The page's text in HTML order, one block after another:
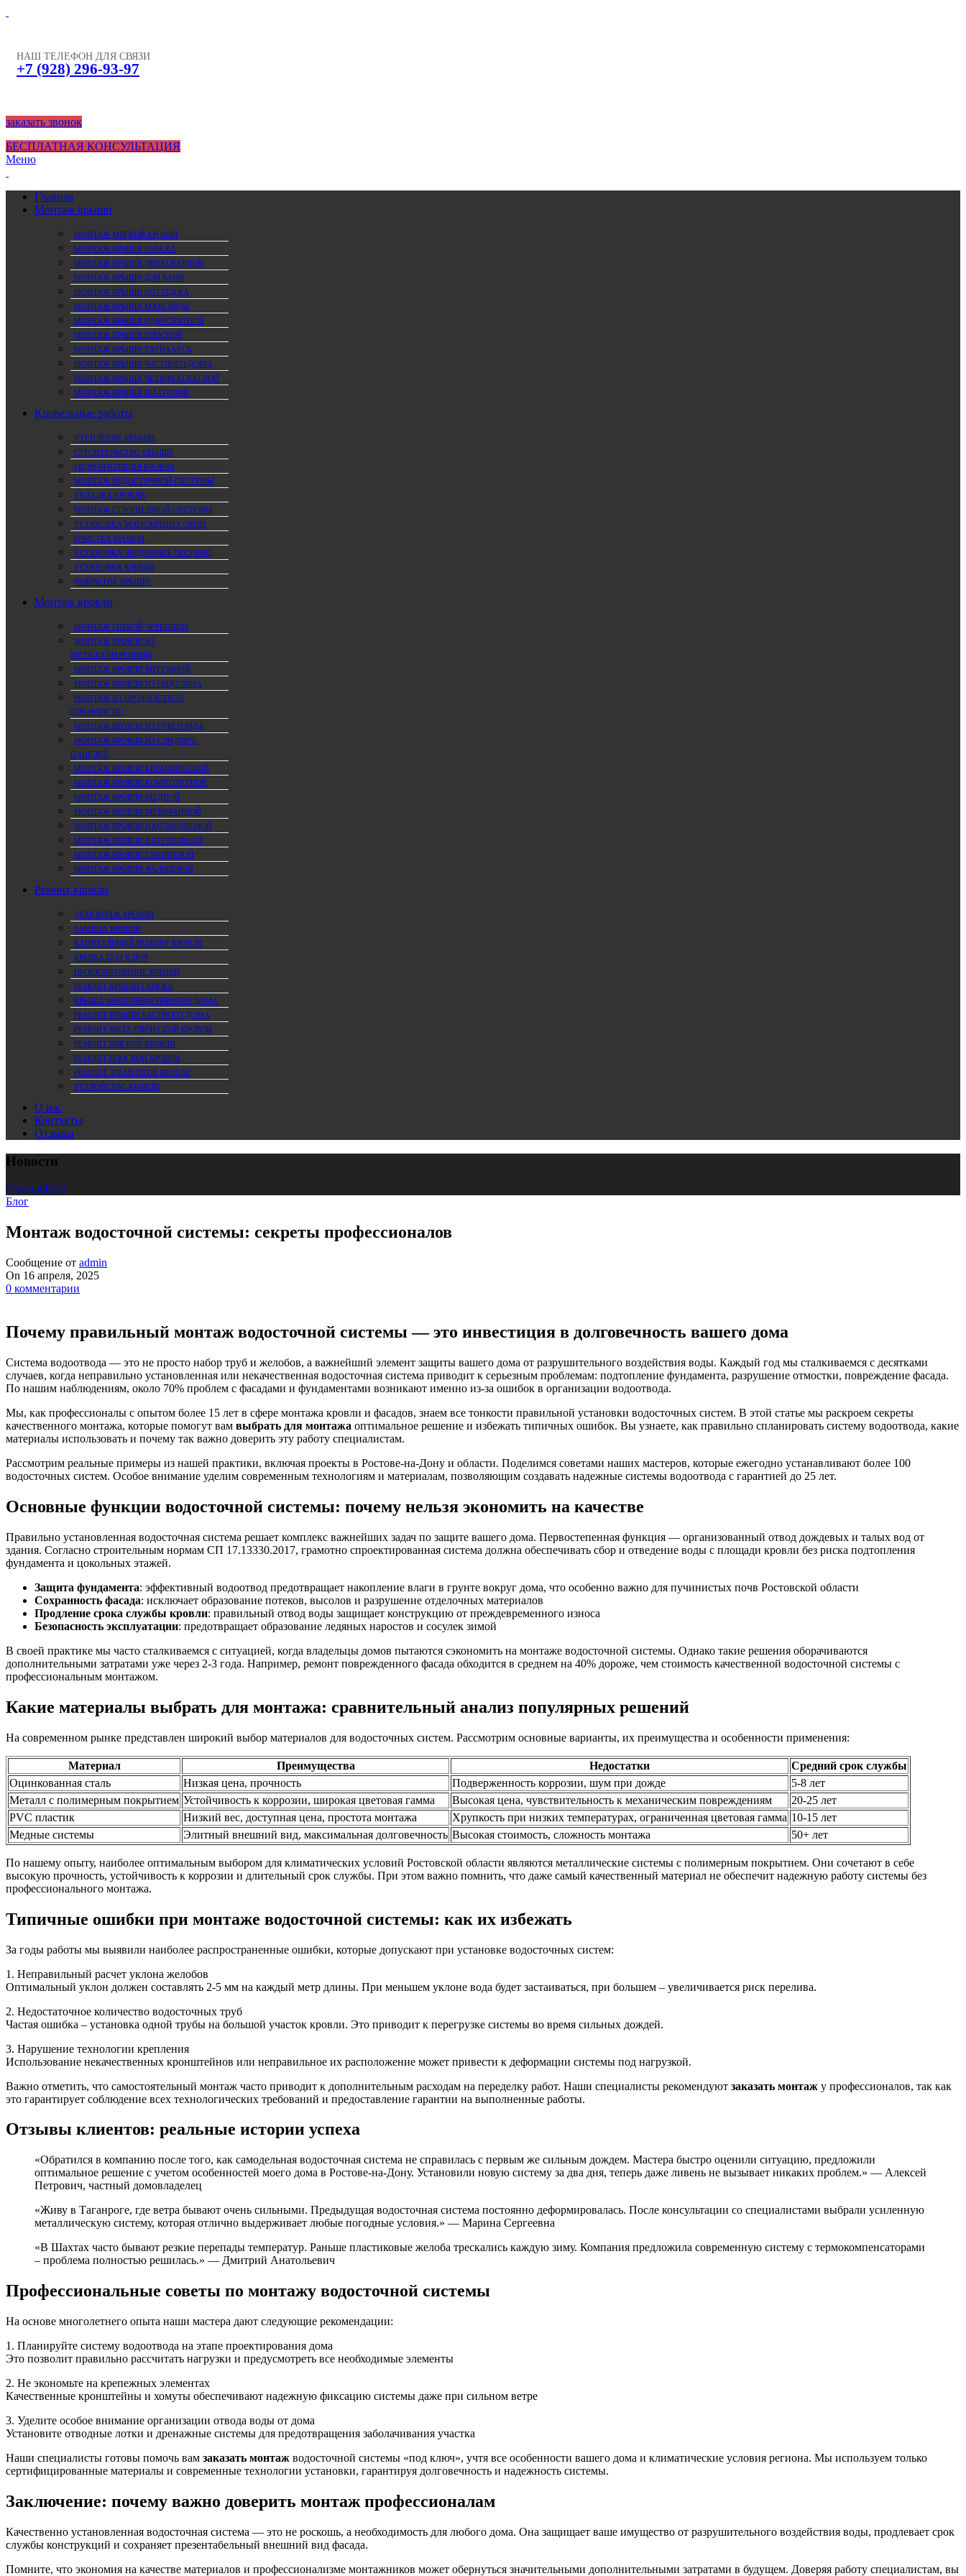
НАШ ТЕЛЕФОН ДЛЯ СВЯЗИ
+7 (928) 296-93-97
заказать звонок
БЕСПЛАТНАЯ КОНСУЛЬТАЦИЯ
Меню
Главная
Монтаж крыши
МОНТАЖ МЯГКОЙ КРОВЛИ
МОНТАЖ КРЫШИ ГАРАЖА
МОНТАЖ КРЫШИ ДВУХСКАТНОЙ
МОНТАЖ КРЫШИ ДЛЯ БАНИ
МОНТАЖ КРЫШИ КОТТЕДЖА
МОНТАЖ КРЫШИ МАНСАРДЫ
МОНТАЖ КРЫШИ ОДНОСКАТНОЙ
МОНТАЖ КРЫШИ ПЛОСКОЙ
МОНТАЖ КРЫШИ ТАУНХАУСА
МОНТАЖ КРЫШИ ЧАСТНОГО ДОМА
МОНТАЖ КРЫШИ ЧЕТЫРЕХСКАТНОЙ
МОНТАЖ КРЫШИ ШАТРОВОЙ
Кровельные работы
УТЕПЛЕНИЕ КРЫШИ
СТРОИТЕЛЬСТВО КРЫШИ
ГИДРОИЗОЛЯЦИЯ КРОВЛИ
МОНТАЖ ВОДОСТОЧНОЙ СИСТЕМЫ
УКЛАДКА КРОВЛИ
МОНТАЖ СТРОПИЛЬНОЙ СИСТЕМЫ
УСТАНОВКА МАНСАРДНЫХ ОКОН
ОЧИСТКА КРОВЛИ
УСТАНОВКА ЧЕРДАЧНЫХ ЛЕСТНИЦ
УСТАНОВКА КРЫШИ
ПОКРЫТИЕ КРЫШИ
Монтаж кровли
МОНТАЖ ГИБКОЙ ЧЕРЕПИЦЫ
МОНТАЖ КРОВЛИ ИЗ
МЕТАЛЛОЧЕРЕПИЦЫ
МОНТАЖ КРОВЛИ БИТУМНОЙ
МОНТАЖ КРОВЛИ ИЗ ОНДУЛИНА
МОНТАЖ ИЗ ПРОФНАСТИЛА
(ПРОФЛИСТА)
МОНТАЖ КРОВЛИ ИЗ РУБЕРОИДА
МОНТАЖ КРОВЛИ ИЗ СЭНДВИЧ-
ПАНЕЛЕЙ
МОНТАЖ КРОВЛИ КЕРАМИЧЕСКОЙ
МОНТАЖ КРОВЛИ КОМПОЗИТНОЙ
МОНТАЖ КРОВЛИ МЕДНОЙ
МОНТАЖ КРОВЛИ МЕМБРАННОЙ
МОНТАЖ КРОВЛИ НАПЛАВЛЯЕМОЙ
МОНТАЖ КРОВЛИ НАТУРАЛЬНОЙ
МОНТАЖ КРОВЛИ СЛАНЦЕВОЙ
МОНТАЖ КРОВЛИ ФАЛЬЦЕВОЙ
Ремонт кровли
ДЕМОНТАЖ КРОВЛИ
ЗАМЕНА КРОВЛИ
КАПИТАЛЬНЫЙ РЕМОНТ КРОВЛИ
КРЫША ПОД КЛЮЧ
ПРОЕКТИРОВАНИЕ КРЫШИ
РЕМОНТ КРЫШИ ГАРАЖА
КРЫША МНОГОКВАРТИРНОГО ДОМА
РЕМОНТ КРЫШИ ЧАСТНОГО ДОМА
РЕМОНТ МЕТАЛЛИЧЕСКОЙ КРОВЛИ
РЕМОНТ МЯГКОЙ КРОВЛИ
РЕМОНТ ПЛОСКОЙ КРОВЛИ
РЕМОНТ ЭЛЕМЕНТОВ КРОВЛИ
УСТРОЙСТВО КРОВЛИ
О нас
Контакты
Отзывы
Новости
ГлавнаяБлог
Блог
Монтаж водосточной системы: секреты профессионалов
Сообщение от admin
On 16 апреля, 2025
0 комментарии
Почему правильный монтаж водосточной системы — это инвестиция в долговечность вашего дома
Система водоотвода — это не просто набор труб и желобов, а важнейший элемент защиты вашего дома от разрушительного воздействия воды. Каждый год мы сталкиваемся с десятками
случаев, когда неправильно установленная или некачественная водосточная система приводит к серьезным проблемам: подтопление фундамента, разрушение отмостки, повреждение фасада.
По нашим наблюдениям, около 70% проблем с фасадами и фундаментами возникают именно из-за ошибок в организации водоотвода.
Мы, как профессионалы с опытом более 15 лет в сфере монтажа кровли и фасадов, знаем все тонкости правильной установки водосточных систем. В этой статье мы раскроем секреты
качественного монтажа, которые помогут вам выбрать для монтажа оптимальное решение и избежать типичных ошибок. Вы узнаете, как правильно спланировать систему водоотвода, какие
материалы использовать и почему так важно доверить эту работу специалистам.
Рассмотрим реальные примеры из нашей практики, включая проекты в Ростове-на-Дону и области. Поделимся советами наших мастеров, которые ежегодно устанавливают более 100
водосточных систем. Особое внимание уделим современным технологиям и материалам, позволяющим создавать надежные системы водоотвода с гарантией до 25 лет.
Основные функции водосточной системы: почему нельзя экономить на качестве
Правильно установленная водосточная система решает комплекс важнейших задач по защите вашего дома. Первостепенная функция — организованный отвод дождевых и талых вод от
здания. Согласно строительным нормам СП 17.13330.2017, грамотно спроектированная система должна обеспечивать сбор и отведение воды с площади кровли без риска подтопления
фундамента и цокольных этажей.
Защита фундамента: эффективный водоотвод предотвращает накопление влаги в грунте вокруг дома, что особенно важно для пучинистых почв Ростовской области
Сохранность фасада: исключает образование потеков, высолов и разрушение отделочных материалов
Продление срока службы кровли: правильный отвод воды защищает конструкцию от преждевременного износа
Безопасность эксплуатации: предотвращает образование ледяных наростов и сосулек зимой
В своей практике мы часто сталкиваемся с ситуацией, когда владельцы домов пытаются сэкономить на монтаже водосточной системы. Однако такие решения оборачиваются
дополнительными затратами уже через 2-3 года. Например, ремонт поврежденного фасада обходится в среднем на 40% дороже, чем стоимость качественной водосточной системы с
профессиональным монтажом.
Какие материалы выбрать для монтажа: сравнительный анализ популярных решений
На современном рынке представлен широкий выбор материалов для водосточных систем. Рассмотрим основные варианты, их преимущества и особенности применения:
Материал Преимущества Недостатки
Средний срок службы
Оцинкованная сталь
Низкая цена, прочность Подверженность коррозии, шум при дожде
5-8 лет
Металл с полимерным покрытием Устойчивость к коррозии, широкая цветовая гамма Высокая цена, чувствительность к механическим повреждениям
20-25 лет
PVC пластик
Низкий вес, доступная цена, простота монтажа Хрупкость при низких температурах, ограниченная цветовая гамма 10-15 лет
Медные системы
Элитный внешний вид, максимальная долговечность Высокая стоимость, сложность монтажа 50+ лет
По нашему опыту, наиболее оптимальным выбором для климатических условий Ростовской области являются металлические системы с полимерным покрытием. Они сочетают в себе
высокую прочность, устойчивость к коррозии и длительный срок службы. При этом важно помнить, что даже самый качественный материал не обеспечит надежную работу системы без
профессионального монтажа.
Типичные ошибки при монтаже водосточной системы: как их избежать
За годы работы мы выявили наиболее распространенные ошибки, которые допускают при установке водосточных систем:
1. Неправильный расчет уклона желобов
Оптимальный уклон должен составлять 2-5 мм на каждый метр длины. При меньшем уклоне вода будет застаиваться, при большем – увеличивается риск перелива.
2. Недостаточное количество водосточных труб
Частая ошибка – установка одной трубы на большой участок кровли. Это приводит к перегрузке системы во время сильных дождей.
3. Нарушение технологии крепления
Использование некачественных кронштейнов или неправильное их расположение может привести к деформации системы под нагрузкой.
Важно отметить, что самостоятельный монтаж часто приводит к дополнительным расходам на переделку работ. Наши специалисты рекомендуют заказать монтаж у профессионалов, так как
это гарантирует соблюдение всех технологических требований и предоставление гарантии на выполненные работы.
Отзывы клиентов: реальные истории успеха
«Обратился в компанию после того, как самодельная водосточная система не справилась с первым же сильным дождем. Мастера быстро оценили ситуацию, предложили
оптимальное решение с учетом особенностей моего дома в Ростове-на-Дону. Установили новую систему за два дня, теперь даже ливень не вызывает никаких проблем.» — Алексей
Петрович, частный домовладелец
«Живу в Таганроге, где ветра бывают очень сильными. Предыдущая водосточная система постоянно деформировалась. После консультации со специалистами выбрали усиленную
металлическую систему, которая отлично выдерживает любые погодные условия.» — Марина Сергеевна
«В Шахтах часто бывают резкие перепады температур. Раньше пластиковые желоба трескались каждую зиму. Компания предложила современную систему с термокомпенсаторами
– проблема полностью решилась.» — Дмитрий Анатольевич
Профессиональные советы по монтажу водосточной системы
На основе многолетнего опыта наши мастера дают следующие рекомендации:
1. Планируйте систему водоотвода на этапе проектирования дома
Это позволит правильно рассчитать нагрузки и предусмотреть все необходимые элементы
2. Не экономьте на крепежных элементах
Качественные кронштейны и хомуты обеспечивают надежную фиксацию системы даже при сильном ветре
3. Уделите особое внимание организации отвода воды от дома
Установите отводные лотки и дренажные системы для предотвращения заболачивания участка
Наши специалисты готовы помочь вам заказать монтаж водосточной системы «под ключ», учтя все особенности вашего дома и климатические условия региона. Мы используем только
сертифицированные материалы и современные технологии установки, гарантируя долговечность и надежность системы.
Заключение: почему важно доверить монтаж профессионалам
Качественно установленная водосточная система — это не роскошь, а необходимость для любого дома. Она защищает ваше имущество от разрушительного воздействия воды, продлевает срок
службы конструкций и сохраняет презентабельный внешний вид фасада.
Помните, что экономия на качестве материалов и профессионализме монтажников может обернуться значительными дополнительными затратами в будущем. Доверяя работу специалистам, вы